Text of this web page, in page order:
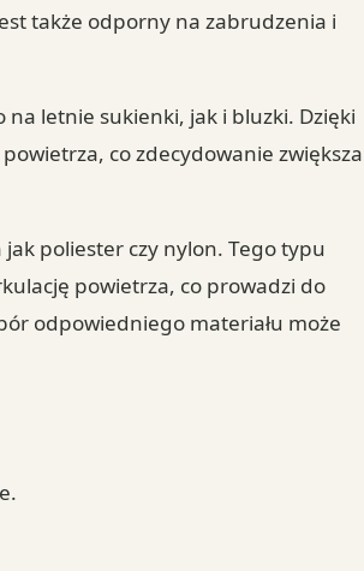
także odporny na zabrudzenia i
letnie sukienki, jak i bluzki. Dzięki
co zdecydowanie zwiększa
poliester czy nylon. Tego typu
powietrza, co prowadzi do
odpowiedniego materiału może